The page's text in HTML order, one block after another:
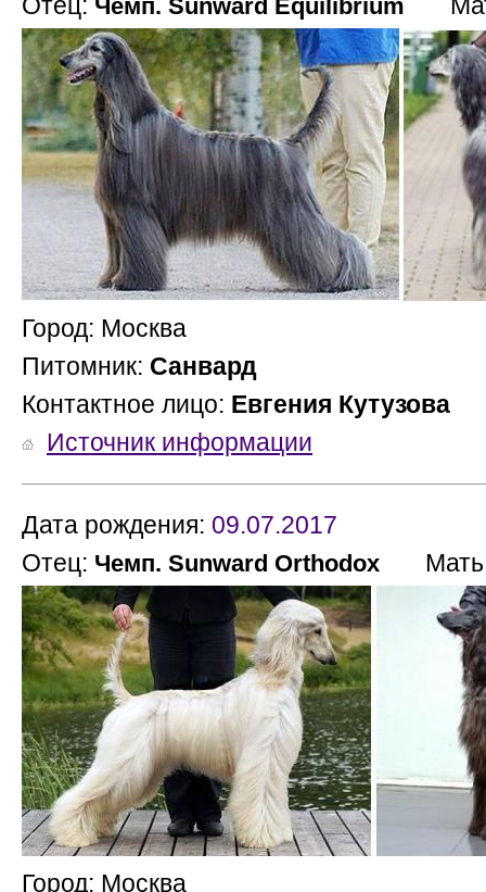
Чемп. Sunward Equilibrium
Город: Москва
Питомник: Санвард
Контактное лицо: Евгения Кутузова
Источник информации
Дата рождения: 09.07.2017
Отец: Чемп. Sunward Orthodox
Город: Москва